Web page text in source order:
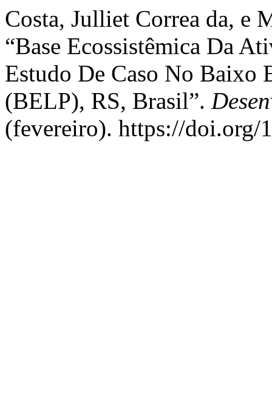
Costa, Julliet Correa da, e
“Base Ecossistêmica Da
Estudo De Caso No Baixo
(BELP), RS, Brasil”.
(fevereiro). https://doi.org/